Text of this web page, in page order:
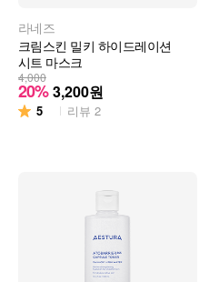
라네즈
크림스킨 밀키 하이드레이션
시트 마스크
4,000
20% 3,200원
5 리뷰 2